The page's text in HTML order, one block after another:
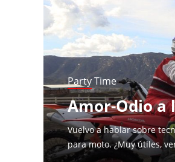
Party Time
Amor-Odio a
Vuelvo a hablar sobre
para moto. ¿Muy útiles,